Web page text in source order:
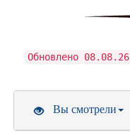
Обновлено 08.08.26
Вы смотрели